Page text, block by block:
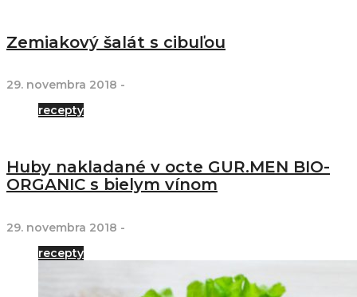
Zemiakový šalát s cibuľou
29. novembra 2018 -
recepty
Huby nakladané v octe GUR.MEN BIO-
ORGANIC s bielym vínom
29. novembra 2018 -
recepty